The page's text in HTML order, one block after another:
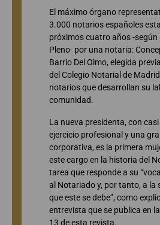
El máximo órgano
3.000 notarios españoles
próximos cuatro años -según
Pleno- por una notaria:
Barrio Del Olmo, elegida
del Colegio Notarial de
notarios que desarrollan su
comunidad.
La nueva presidenta, con
ejercicio profesional y una
corporativa, es la primera
este cargo en la historia del
tarea que responde a su
al Notariado y, por tanto, a la
que este se debe”, como
entrevista que se publica en
13 de esta revista.